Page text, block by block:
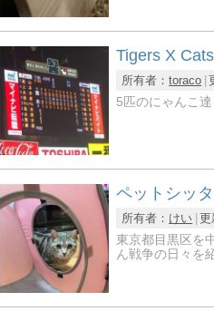
Tigers X Cats
所有者：toraco
5匹のにゃんこ
ペットシッ
所有者： けい 更
東京都目黒区を
ん戦争の日々を